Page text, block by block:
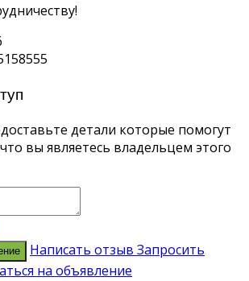
детали которые помогут
вы являетесь владельцем этого
Написать отзыв Запросить
на объявление